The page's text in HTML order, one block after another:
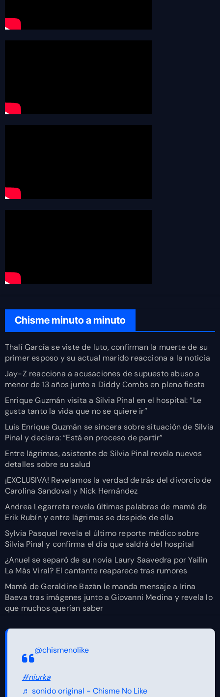
Chisme minuto a minuto
Thalí García se viste de luto, confirman la muerte de su
primer esposo y su actual marido reacciona a la noticia
Jay-Z reacciona a acusaciones de supuesto abuso a
menor de 13 años junto a Diddy Combs en plena fiesta
Enrique Guzmán visita a Silvia Pinal en el hospital: “Le
gusta tanto la vida que no se quiere ir”
Luis Enrique Guzmán se sincera sobre situación de Silvia
Pinal y declara: “Está en proceso de partir”
Entre lágrimas, asistente de Silvia Pinal revela nuevos
detalles sobre su salud
¡EXCLUSIVA! Revelamos la verdad detrás del divorcio de
Carolina Sandoval y Nick Hernández
Andrea Legarreta revela últimas palabras de mamá de
Erik Rubín y entre lágrimas se despide de ella
Sylvia Pasquel revela el último reporte médico sobre
Silvia Pinal y confirma el día que saldrá del hospital
¿Anuel se separó de su novia Laury Saavedra por Yailin
La Más Viral? El cantante reaparece tras rumores
Mamá de Geraldine Bazán le manda mensaje a Irina
Baeva tras imágenes junto a Giovanni Medina y revela lo
que muchos querían saber
@chismenolike
#niurka
♬ sonido original - Chisme No Like